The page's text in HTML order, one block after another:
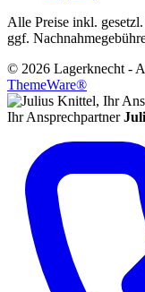
Alle Preise inkl.
ggf.
© 2026 Lagerknecht -
ThemeWare®
Ihr Ansprechpartner